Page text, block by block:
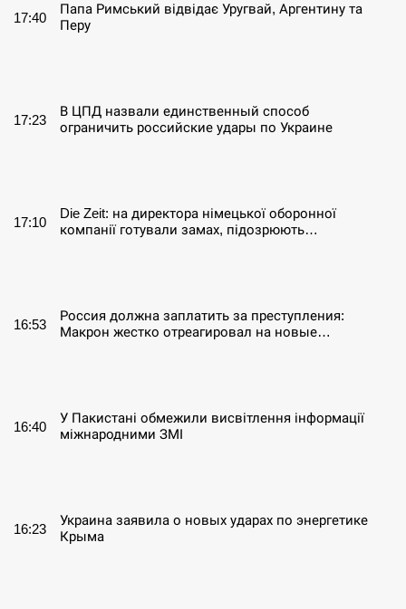
17:40
Папа Римський відвідає Уругвай, Аргентину та
Перу
17:23
В ЦПД назвали единственный способ
ограничить российские удары по Украине
17:10
Die Zeit: на директора німецької оборонної
компанії готували замах, підозрюють…
16:53
Россия должна заплатить за преступления:
Макрон жестко отреагировал на новые…
16:40
У Пакистані обмежили висвітлення інформації
міжнародними ЗМІ
16:23
Украина заявила о новых ударах по энергетике
Крыма